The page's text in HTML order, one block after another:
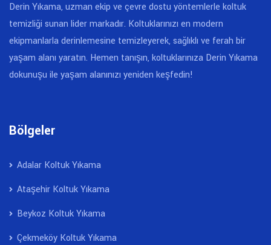
Derin Yıkama, uzman ekip ve çevre dostu yöntemlerle koltuk
temizliği sunan lider markadır. Koltuklarınızı en modern
ekipmanlarla derinlemesine temizleyerek, sağlıklı ve ferah bir
yaşam alanı yaratın. Hemen tanışın, koltuklarınıza Derin Yıkama
dokunuşu ile yaşam alanınızı yeniden keşfedin!
Bölgeler
Adalar Koltuk Yıkama
Ataşehir Koltuk Yıkama
Beykoz Koltuk Yıkama
Çekmeköy Koltuk Yıkama